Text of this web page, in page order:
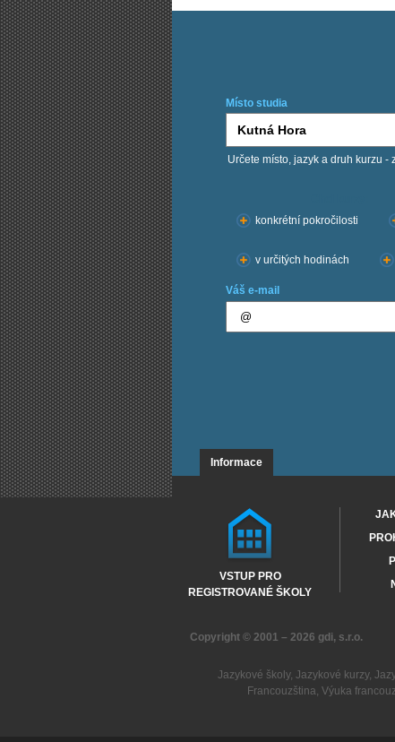
Místo studia
Určete místo, jazyk a druh kurzu -
konkrétní pokročilosti
v určitých hodinách
Váš e-mail
Informace
VSTUP PRO
REGISTROVANÉ ŠKOLY
Copyright © 2001 – 2026 gdi, s.r.o.
Jazykové školy, Jazykové kurzy,
Francouzština, Výuka